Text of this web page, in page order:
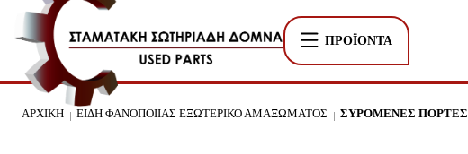
ΠΡΟΪΌΝΤΑ
ΑΡΧΙΚΉ ΕΊΔΗ ΦΑΝΟΠΟΙΊΑΣ ΕΞΩΤΕΡΙΚΌ ΑΜΑΞΏΜΑΤΟΣ ΣΥΡΌΜΕΝΕΣ ΠΌΡΤΕΣ